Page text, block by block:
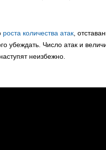
роста количества атак ,
убеждать. Число атак и
неизбежно.